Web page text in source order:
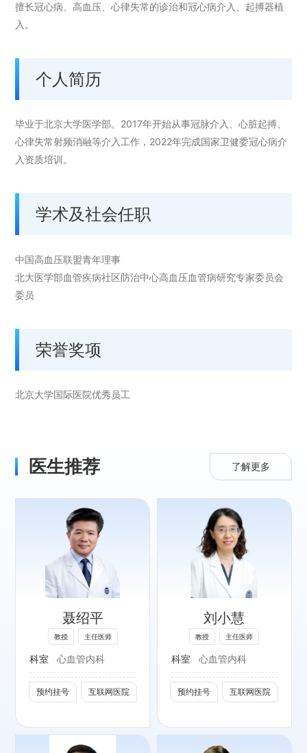
擅长冠心病、高血压、心律失常的诊治和冠心病介入、起搏器植
入。
个人简历
毕业于北京大学医学部。2017年开始从事冠脉介入、心脏起搏、
心律失常射频消融等介入工作，2022年完成国家卫健委冠心病介
入资质培训。
学术及社会任职
中国高血压联盟青年理事
北大医学部血管疾病社区防治中心高血压血管病研究专家委员会
委员
荣誉奖项
北京大学国际医院优秀员工
医生推荐 了解更多
聂绍平
教授 主任医师
科室 心血管内科
预约挂号 互联网医院
刘小慧
教授 主任医师
科室 心血管内科
预约挂号 互联网医院
专长：
高血压、心力衰
竭、 冠心病及各
种复杂心血管疾病
的诊治。
社会任职：
北京医师学会高血
压专家委员会常务
委员
研究会高血压防治